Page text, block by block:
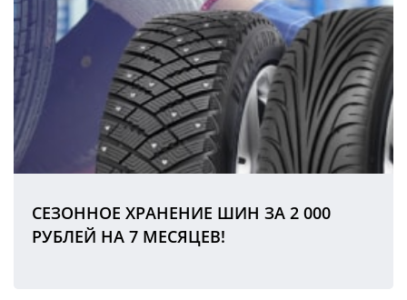
СЕЗОННОЕ ХРАНЕНИЕ ШИН ЗА 2 000
РУБЛЕЙ НА 7 МЕСЯЦЕВ!